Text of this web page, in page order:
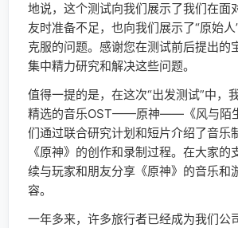
地说，这个测试向我们展示了我们在面
友时准备不足，也向我们展示了“原始
克服的问题。感谢您在测试前后提出的
集中精力研究和解决这些问题。
值得一提的是，在这次“出发测试”中，
精选的音乐OST——原神——《风与陌
们通过联合研究计划和短片介绍了音乐
《原神》的创作和录制过程。在大家的
续与玩家和朋友分享《原神》的音乐和
容。
一年多来，许多旅行者已经成为我们公